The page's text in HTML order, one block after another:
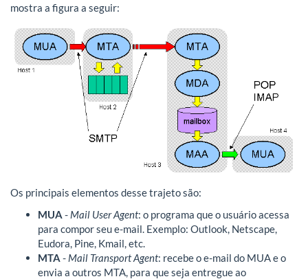
mostra a figura a seguir:
Os principais elementos desse trajeto são:
MUA - Mail User Agent: o programa que o usuário acessa
para compor seu e-mail. Exemplo: Outlook, Netscape,
Eudora, Pine, Kmail, etc.
MTA - Mail Transport Agent: recebe o e-mail do MUA e o
envia a outros MTA, para que seja entregue ao